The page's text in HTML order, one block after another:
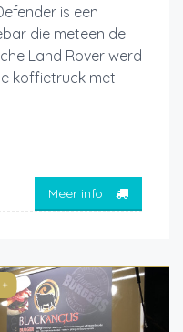
is een
die meteen de
Land Rover werd
koffietruck met
Meer info